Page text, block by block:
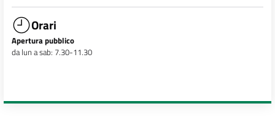
Orari
Apertura pubblico
da lun a sab: 7.30-11.30